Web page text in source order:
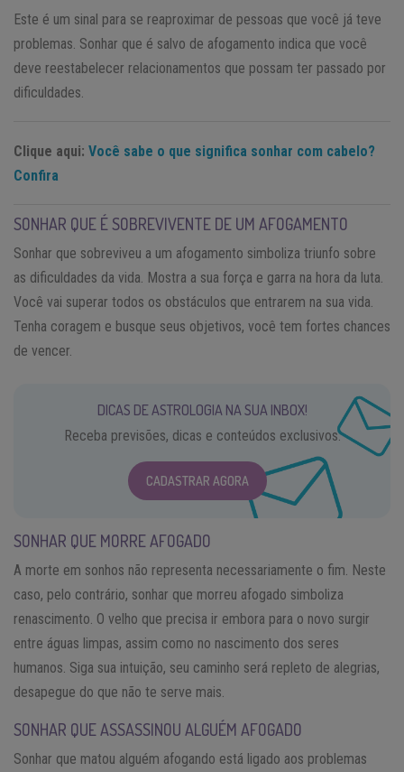
Este é um sinal para se reaproximar de pessoas que você já teve
problemas. Sonhar que é salvo de afogamento indica que você
deve reestabelecer relacionamentos que possam ter passado por
dificuldades.
Clique aqui: Você sabe o que significa sonhar com cabelo?
Confira
SONHAR QUE É SOBREVIVENTE DE UM AFOGAMENTO
Sonhar que sobreviveu a um afogamento simboliza triunfo sobre
as dificuldades da vida. Mostra a sua força e garra na hora da luta.
Você vai superar todos os obstáculos que entrarem na sua vida.
Tenha coragem e busque seus objetivos, você tem fortes chances
de vencer.
DICAS DE ASTROLOGIA NA SUA INBOX!
Receba previsões, dicas e conteúdos exclusivos.
CADASTRAR AGORA
SONHAR QUE MORRE AFOGADO
A morte em sonhos não representa necessariamente o fim. Neste
caso, pelo contrário, sonhar que morreu afogado simboliza
renascimento. O velho que precisa ir embora para o novo surgir
entre águas limpas, assim como no nascimento dos seres
humanos. Siga sua intuição, seu caminho será repleto de alegrias,
desapegue do que não te serve mais.
SONHAR QUE ASSASSINOU ALGUÉM AFOGADO
Sonhar que matou alguém afogando está ligado aos problemas